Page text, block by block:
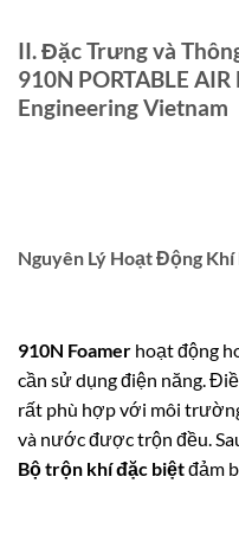
II. Đặc Trưng và
910N PORTABLE
Engineering Vietnam
Nguyên Lý Hoạt Động
910N Foamer hoạt động
cần sử dụng điện năng.
rất phù hợp với môi
và nước được trộn đều.
Bộ trộn khí đặc biệtđảm